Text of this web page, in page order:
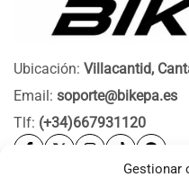
Gestionar
Ubicación: Villacantid,
Email: soporte@bikepa.es
Tlf: (+34)667931120